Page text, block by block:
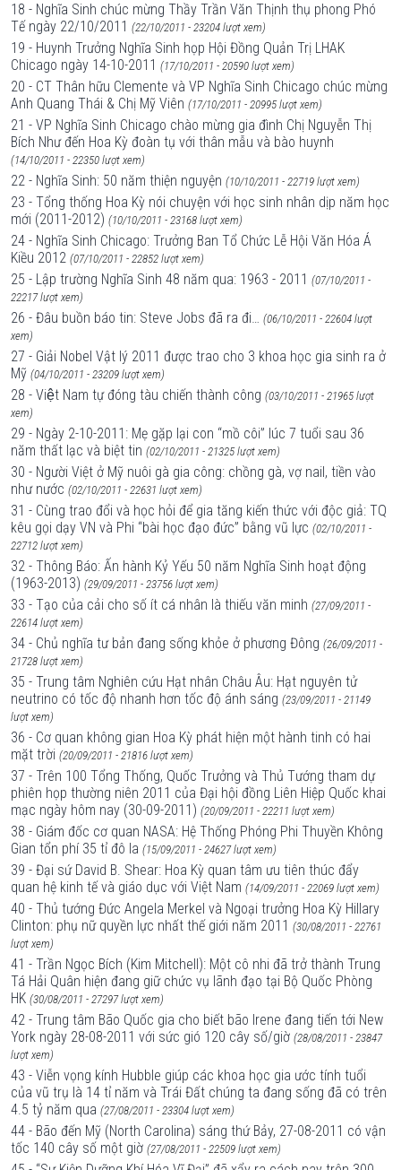
18 - Nghĩa Sinh chúc mừng Thầy Trần Văn Thịnh thụ phong Phó
Tế ngày 22/10/2011 (22/10/2011 - 23204 lượt xem)
19 - Huynh Trưởng Nghĩa Sinh họp Hội Đồng Quản Trị LHAK
Chicago ngày 14-10-2011 (17/10/2011 - 20590 lượt xem)
20 - CT Thân hữu Clemente và VP Nghĩa Sinh Chicago chúc mừng
Anh Quang Thái & Chị Mỹ Viên (17/10/2011 - 20995 lượt xem)
21 - VP Nghĩa Sinh Chicago chào mừng gia đình Chị Nguyễn Thị
Bích Như đến Hoa Kỳ đoàn tụ với thân mẫu và bào huynh
(14/10/2011 - 22350 lượt xem)
22 - Nghĩa Sinh: 50 năm thiện nguyện (10/10/2011 - 22719 lượt xem)
23 - Tổng thống Hoa Kỳ nói chuyện với học sinh nhân dịp năm học
mới (2011-2012) (10/10/2011 - 23168 lượt xem)
24 - Nghĩa Sinh Chicago: Trưởng Ban Tổ Chức Lễ Hội Văn Hóa Á
Kiều 2012 (07/10/2011 - 22852 lượt xem)
25 - Lập trường Nghĩa Sinh 48 năm qua: 1963 - 2011 (07/10/2011 -
22217 lượt xem)
26 - Đâu buồn báo tin: Steve Jobs đã ra đi… (06/10/2011 - 22604 lượt
xem)
27 - Giải Nobel Vật lý 2011 được trao cho 3 khoa học gia sinh ra ở
Mỹ (04/10/2011 - 23209 lượt xem)
28 - Việt Nam tự đóng tàu chiến thành công (03/10/2011 - 21965 lượt
xem)
29 - Ngày 2-10-2011: Mẹ gặp lại con “mồ côi” lúc 7 tuổi sau 36
năm thất lạc và biệt tin (02/10/2011 - 21325 lượt xem)
30 - Người Việt ở Mỹ nuôi gà gia công: chồng gà, vợ nail, tiền vào
như nước (02/10/2011 - 22631 lượt xem)
31 - Cùng trao đổi và học hỏi để gia tăng kiến thức với độc giả: TQ
kêu gọi dạy VN và Phi “bài học đạo đức” bằng vũ lực (02/10/2011 -
22712 lượt xem)
32 - Thông Báo: Ấn hành Kỷ Yếu 50 năm Nghĩa Sinh hoạt động
(1963-2013) (29/09/2011 - 23756 lượt xem)
33 - Tạo của cải cho số ít cá nhân là thiếu văn minh (27/09/2011 -
22614 lượt xem)
34 - Chủ nghĩa tư bản đang sống khỏe ở phương Đông (26/09/2011 -
21728 lượt xem)
35 - Trung tâm Nghiên cứu Hạt nhân Châu Âu: Hạt nguyên tử
neutrino có tốc độ nhanh hơn tốc độ ánh sáng (23/09/2011 - 21149
lượt xem)
36 - Cơ quan không gian Hoa Kỳ phát hiện một hành tinh có hai
mặt trời (20/09/2011 - 21816 lượt xem)
37 - Trên 100 Tổng Thống, Quốc Trưởng và Thủ Tướng tham dự
phiên họp thường niên 2011 của Đại hội đồng Liên Hiệp Quốc khai
mạc ngày hôm nay (30-09-2011) (20/09/2011 - 22211 lượt xem)
38 - Giám đốc cơ quan NASA: Hệ Thống Phóng Phi Thuyền Không
Gian tổn phí 35 tỉ đô la (15/09/2011 - 24627 lượt xem)
39 - Đại sứ David B. Shear: Hoa Kỳ quan tâm ưu tiên thúc đẩy
quan hệ kinh tế và giáo dục với Việt Nam (14/09/2011 - 22069 lượt xem)
40 - Thủ tướng Đức Angela Merkel và Ngoại trưởng Hoa Kỳ Hillary
Clinton: phụ nữ quyền lực nhất thế giới năm 2011 (30/08/2011 - 22761
lượt xem)
41 - Trần Ngọc Bích (Kim Mitchell): Một cô nhi đã trở thành Trung
Tá Hải Quân hiện đang giữ chức vụ lãnh đạo tại Bộ Quốc Phòng
HK (30/08/2011 - 27297 lượt xem)
42 - Trung tâm Bão Quốc gia cho biết bão Irene đang tiến tới New
York ngày 28-08-2011 với sức gió 120 cây số/giờ (28/08/2011 - 23847
lượt xem)
43 - Viễn vọng kính Hubble giúp các khoa học gia ước tính tuổi
của vũ trụ là 14 tỉ năm và Trái Đất chúng ta đang sống đã có trên
4.5 tỷ năm qua (27/08/2011 - 23304 lượt xem)
44 - Bão đến Mỹ (North Carolina) sáng thứ Bảy, 27-08-2011 có vận
tốc 140 cây số một giờ (27/08/2011 - 22509 lượt xem)